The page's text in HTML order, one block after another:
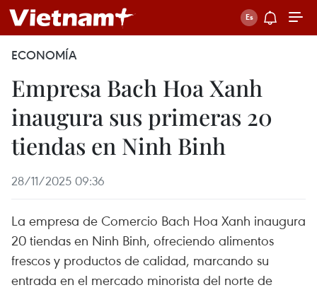
ECONOMÍA
Empresa Bach Hoa Xanh
inaugura sus primeras 20
tiendas en Ninh Binh
28/11/2025 09:36
La empresa de Comercio Bach Hoa Xanh inaugura
20 tiendas en Ninh Binh, ofreciendo alimentos
frescos y productos de calidad, marcando su
entrada en el mercado minorista del norte de